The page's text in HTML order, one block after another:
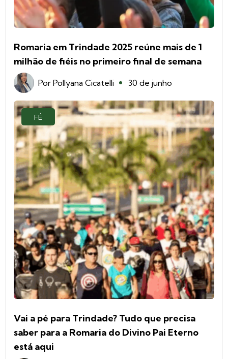
Romaria em Trindade 2025 reúne mais de 1
milhão de fiéis no primeiro final de semana
Por Pollyana Cicatelli 30 de junho
FÉ
Vai a pé para Trindade? Tudo que precisa
saber para a Romaria do Divino Pai Eterno
está aqui